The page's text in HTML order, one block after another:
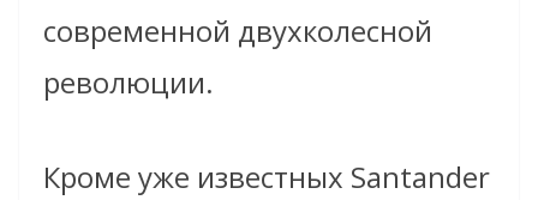
современной двухколесной
революции.
Кроме уже известных Santander